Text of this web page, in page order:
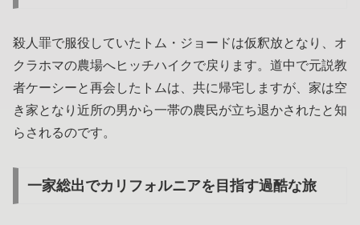
殺人罪で服役していたトム・ジョードは仮釈放となり、オ
クラホマの農場へヒッチハイクで戻ります。道中で元説教
者ケーシーと再会したトムは、共に帰宅しますが、家は空
き家となり近所の男から一帯の農民が立ち退かされたと知
らされるのです。
一家総出でカリフォルニアを目指す過酷な旅